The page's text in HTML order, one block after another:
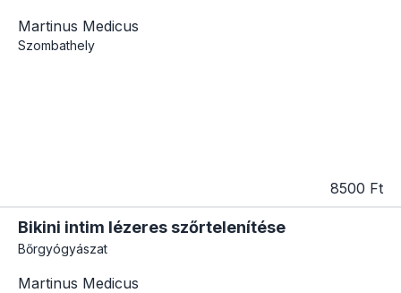
Martinus Medicus
Szombathely
8500 Ft
Bikini intim lézeres szőrtelenítése
Bőrgyógyászat
Martinus Medicus